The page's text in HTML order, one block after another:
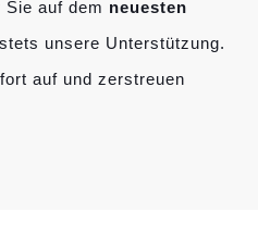
auf dem neuesten
unsere Unterstützung.
auf und zerstreuen